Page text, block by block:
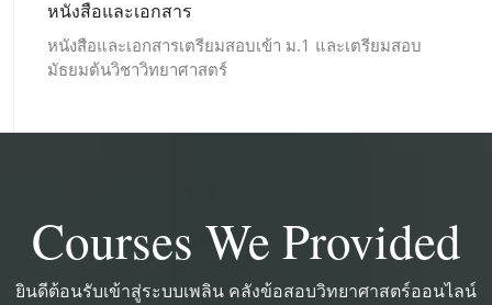
หนังสือและเอกสาร
หนังสือและเอกสารเตรียมสอบเข้า ม.1 และเตรียมสอบ
มัธยมต้นวิชาวิทยาศาสตร์
Courses We Provided
ยินดีต้อนรับเข้าสู่ระบบเพลิน คลังข้อสอบวิทยาศาสตร์ออนไลน์